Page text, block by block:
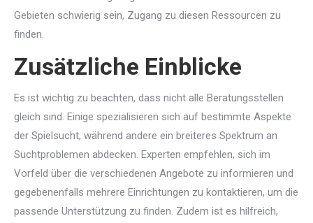
Gebieten schwierig sein, Zugang zu diesen Ressourcen zu
finden.
Zusätzliche Einblicke
Es ist wichtig zu beachten, dass nicht alle Beratungsstellen
gleich sind. Einige spezialisieren sich auf bestimmte Aspekte
der Spielsucht, während andere ein breiteres Spektrum an
Suchtproblemen abdecken. Experten empfehlen, sich im
Vorfeld über die verschiedenen Angebote zu informieren und
gegebenenfalls mehrere Einrichtungen zu kontaktieren, um die
passende Unterstützung zu finden. Zudem ist es hilfreich,